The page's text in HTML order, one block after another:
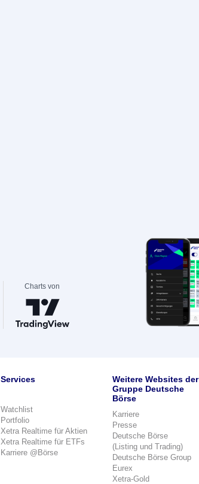
Charts von
Services
Watchlist
Portfolio
Xetra Realtime für Aktien
Xetra Realtime für ETFs
Karriere @Börse
Weitere Websites der
Gruppe Deutsche
Börse
Karriere
Presse
Deutsche Börse
(Listing und Trading)
Deutsche Börse Group
Eurex
Xetra-Gold